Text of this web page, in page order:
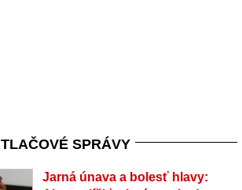
TLAČOVÉ SPRÁVY
Jarná únava a bolesť hlavy: